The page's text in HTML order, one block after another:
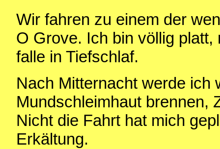
Wir fahren zu einem der
O Grove. Ich bin völlig
falle in Tiefschlaf.
Nach Mitternacht werde ich
Mundschleimhaut brennen,
Nicht die Fahrt hat mich
Erkältung.